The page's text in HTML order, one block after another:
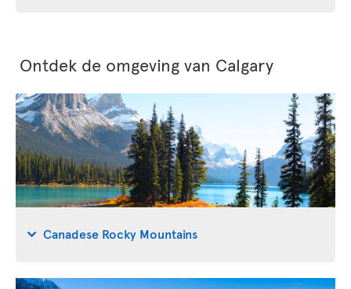
Ontdek de omgeving van Calgary
Canadese Rocky Mountains